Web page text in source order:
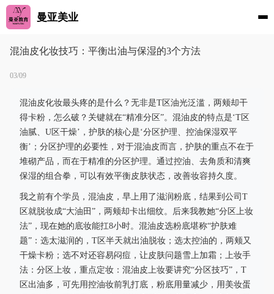
曼亚美业
混油皮化妆技巧：平衡出油与保湿的3个方法
03/09
混油皮化妆最头疼的是什么？无非是T区油光泛滥，两颊却干
得卡粉，怎么破？关键就在“精准分区”。混油皮的特点是‘T区
油腻、U区干燥’，护肤的核心是‘分区护理、控油保湿双平
衡’；分区护理的必要性，对于混油皮而言，护肤的重点不在于
堆砌产品，而在于精准的分区护理。通过控油、去角质和清爽
保湿的组合拳，可以有效平衡皮肤状态，改善妆容持久度。
我之前有个学员，混油皮，早上用了滋润粉底，结果到公司T
区就脱妆成“大油田”，两颊却卡出细纹。后来我教她“分区上妆
法”，现在她的底妆能扛8小时。混油皮选粉底堪称“护肤难
题”：选太滋润的，T区半天就出油脱妆；选太控油的，两颊又
干燥卡粉；选不对还容易闷痘，让皮肤问题雪上加霜；上妆手
法：分区上妆，重点定妆：混油皮上妆要讲究“分区技巧”，T
区出油多，可先用控油妆前乳打底，粉底用量减少，用美妆蛋